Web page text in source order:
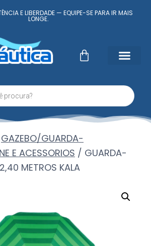
E LIBERDADE — EQUIPE-SE PARA IR MAIS
LONGE.
GAZEBO/GUARDA-
E ACESSORIOS / GUARDA-
METROS KALA